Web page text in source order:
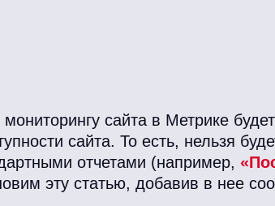
мониторингу сайта в Метрике
сайта. То есть, нельзя
отчетами (например,
эту статью, добавив в нее